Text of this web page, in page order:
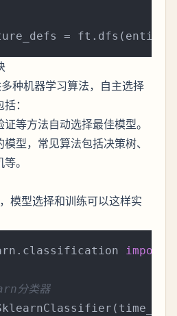
=
种机器学习算法，自主选择
：
等方法自动选择最佳模型。
型，常见算法包括决策树、
。
模型选择和训练可以这样实
import
分类器